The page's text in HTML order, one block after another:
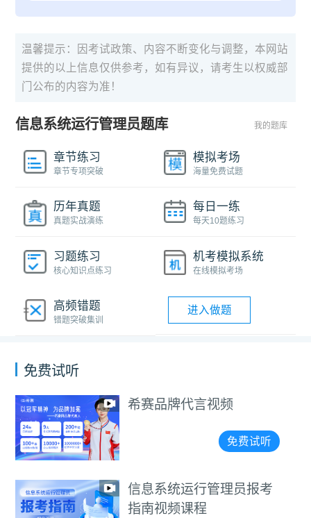
温馨提示：因考试政策、内容不断变化与调整，本网站
提供的以上信息仅供参考，如有异议，请考生以权威部
门公布的内容为准！
信息系统运行管理员题库 我的题库
章节练习
章节专项突破
模拟考场
海量免费试题
历年真题
真题实战演练
每日一练
每天10题练习
习题练习
核心知识点练习
机考模拟系统
在线模拟考场
高频错题
错题突破集训
进入做题
免费试听
希赛品牌代言视频
免费试听
信息系统运行管理员报考
指南视频课程